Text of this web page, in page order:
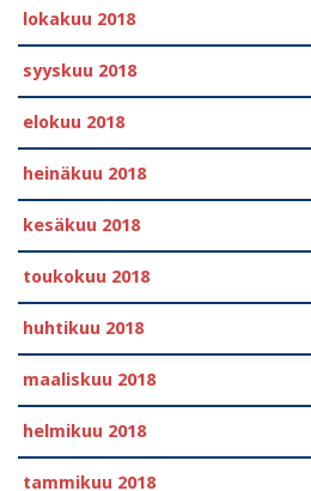
lokakuu 2018
syyskuu 2018
elokuu 2018
heinäkuu 2018
kesäkuu 2018
toukokuu 2018
huhtikuu 2018
maaliskuu 2018
helmikuu 2018
tammikuu 2018